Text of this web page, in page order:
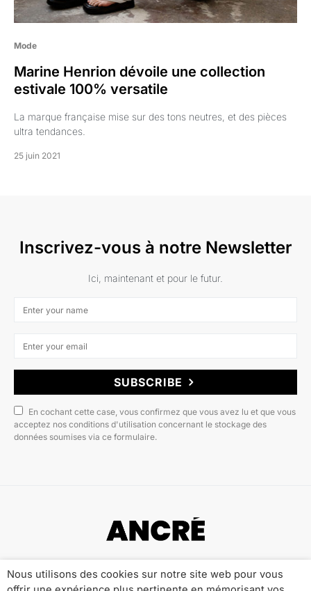
Mode
Marine Henrion dévoile une collection
estivale 100% versatile
La marque française mise sur des tons neutres, et des pièces
ultra tendances.
25 juin 2021
Inscrivez-vous à notre Newsletter
Ici, maintenant et pour le futur.
SUBSCRIBE
En cochant cette case, vous confirmez que vous avez lu et que vous
acceptez nos conditions d'utilisation concernant le stockage des
données soumises via ce formulaire.
Nous utilisons des cookies sur notre site web pour vous